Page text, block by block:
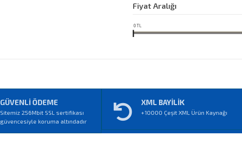
Fiyat Aralığı
0TL
GÜVENLİ ÖDEME
Sitemiz 256Mbit SSL sertifikası
güvencesiyle koruma altındadır
XML BAYİLİK
+10000 Çeşit XML Ürün Kaynağı